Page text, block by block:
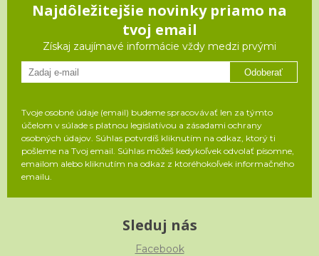
Najdôležitejšie novinky priamo na
tvoj email
Získaj zaujímavé informácie vždy medzi prvými
Odoberať
Tvoje osobné údaje (email) budeme spracovávať len za týmto
účelom v súlade s platnou legislatívou a zásadami ochrany
osobných údajov. Súhlas potvrdíš kliknutím na odkaz, ktorý ti
pošleme na Tvoj email. Súhlas môžeš kedykoľvek odvolať písomne,
emailom alebo kliknutím na odkaz z ktoréhokoľvek informačného
emailu.
Sleduj nás
Facebook